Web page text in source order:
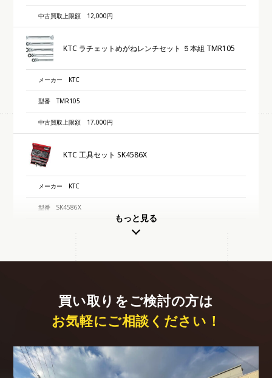
中古買取上限額 12,000円
KTC ラチェットめがねレンチセット ５本組 TMR105
メーカー KTC
型番 TMR105
中古買取上限額 17,000円
KTC 工具セット SK4586X
メーカー KTC
型番 SK4586X
もっと見る
買い取りをご検討の方は
お気軽にご相談ください！